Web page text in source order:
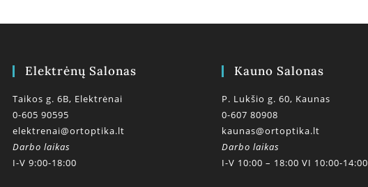
Elektrėnų Salonas
Taikos g. 6B, Elektrėnai
0-605 90595
elektrenai@ortoptika.lt
Darbo laikas
I-V 9:00-18:00
Kauno Salonas
P. Lukšio g. 60, Kaunas
0-607 80908
kaunas@ortoptika.lt
Darbo laikas
I-V 10:00 – 18:00 VI 10:00-14:00